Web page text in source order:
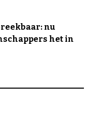
nu
het in